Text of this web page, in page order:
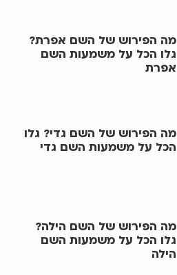
מה הפירוש של השם אפרת?
גלו הכל על משמעות השם
אפרת
מה הפירוש של השם גדי? גלו
הכל על משמעות השם גדי
מה הפירוש של השם הילה?
גלו הכל על משמעות השם
הילה